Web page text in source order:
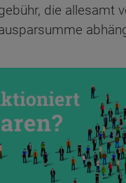
die allesamt